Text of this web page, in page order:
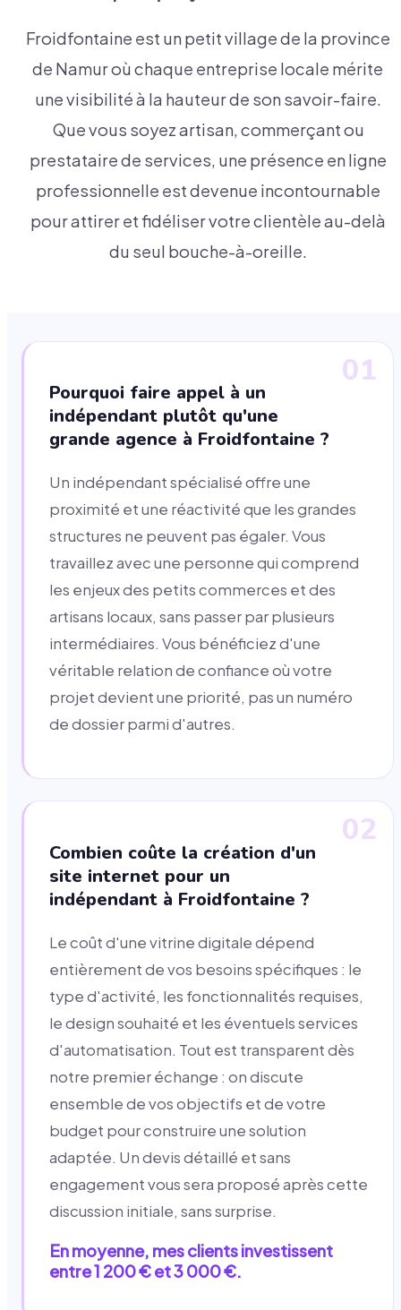
Froidfontaine est un petit village de la province
de Namur où chaque entreprise locale mérite
une visibilité à la hauteur de son savoir-faire.
Que vous soyez artisan, commerçant ou
prestataire de services, une présence en ligne
professionnelle est devenue incontournable
pour attirer et fidéliser votre clientèle au-delà
du seul bouche-à-oreille.
01
Pourquoi faire appel à un
indépendant plutôt qu'une
grande agence à Froidfontaine ?
Un indépendant spécialisé offre une
proximité et une réactivité que les grandes
structures ne peuvent pas égaler. Vous
travaillez avec une personne qui comprend
les enjeux des petits commerces et des
artisans locaux, sans passer par plusieurs
intermédiaires. Vous bénéficiez d'une
véritable relation de confiance où votre
projet devient une priorité, pas un numéro
de dossier parmi d'autres.
02
Combien coûte la création d'un
site internet pour un
indépendant à Froidfontaine ?
Le coût d'une vitrine digitale dépend
entièrement de vos besoins spécifiques : le
type d'activité, les fonctionnalités requises,
le design souhaité et les éventuels services
d'automatisation. Tout est transparent dès
notre premier échange : on discute
ensemble de vos objectifs et de votre
budget pour construire une solution
adaptée. Un devis détaillé et sans
engagement vous sera proposé après cette
discussion initiale, sans surprise.
En moyenne, mes clients investissent
entre 1 200 € et 3 000 €.